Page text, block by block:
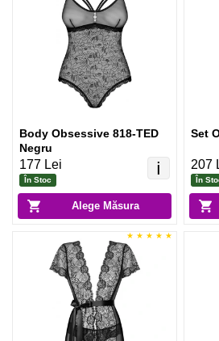
Alege Măsura
ℹ️
Body Obsessive 818-TED
Negru
177 Lei
În Stoc
Set
207
În